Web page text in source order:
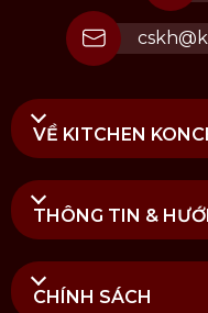
VỀ KITCHEN
THÔNG TIN &
CHÍNH SÁCH